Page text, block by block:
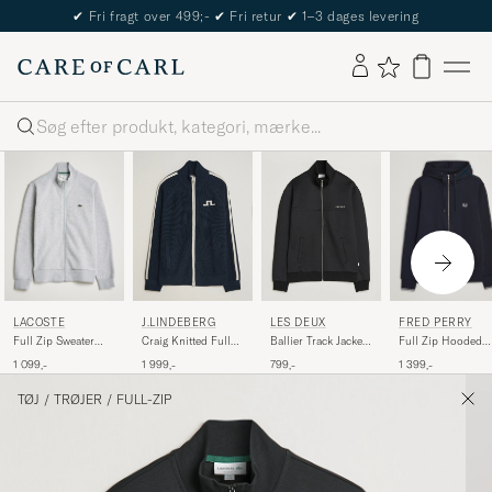
The Care of Carl Passport
Søg
LACOSTE
Full Zip Sweater
1 099,-
J.LINDEBERG
Craig Knitted Full
1 999,-
LES DEUX
Ballier Track Jacket
799,-
FRED PERRY
Full Zip Hooded
1 399,-
TØJ / TRØJER / FULL-ZIP